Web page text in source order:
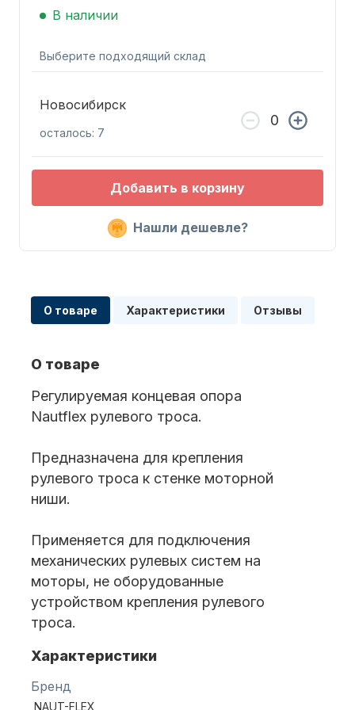
Запчасти для ПЛМ
Масла для лодочных моторов
Автохолодильник KYODA
Дистанционное управление
В наличии
Выберите подходящий склад
Новосибирск
осталось: 7
Добавить в корзину
Нашли дешевле?
О товаре Характеристики Отзывы
О товаре
Регулируемая концевая опора
Nautflex рулевого троса.
Предназначена для крепления
рулевого троса к стенке моторной
ниши.
Применяется для подключения
механических рулевых систем на
моторы, не оборудованные
устройством крепления рулевого
троса.
Характеристики
Бренд
NAUT-FLEX